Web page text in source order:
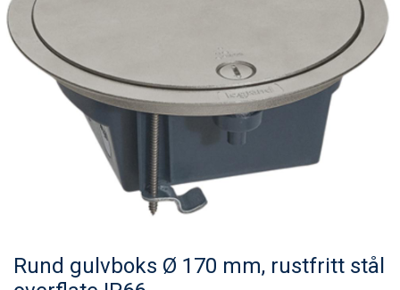
Rund gulvboks Ø 170 mm, rustfritt stål